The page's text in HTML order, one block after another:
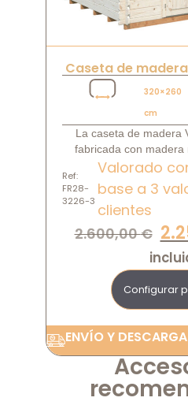
Caseta de
320×260
cm
La caseta de madera
fabricada con madera
Ref:
FR28-
3226-3
Valorado
base a 3
clientes
2.600,00€
Configurar
ENVÍO Y